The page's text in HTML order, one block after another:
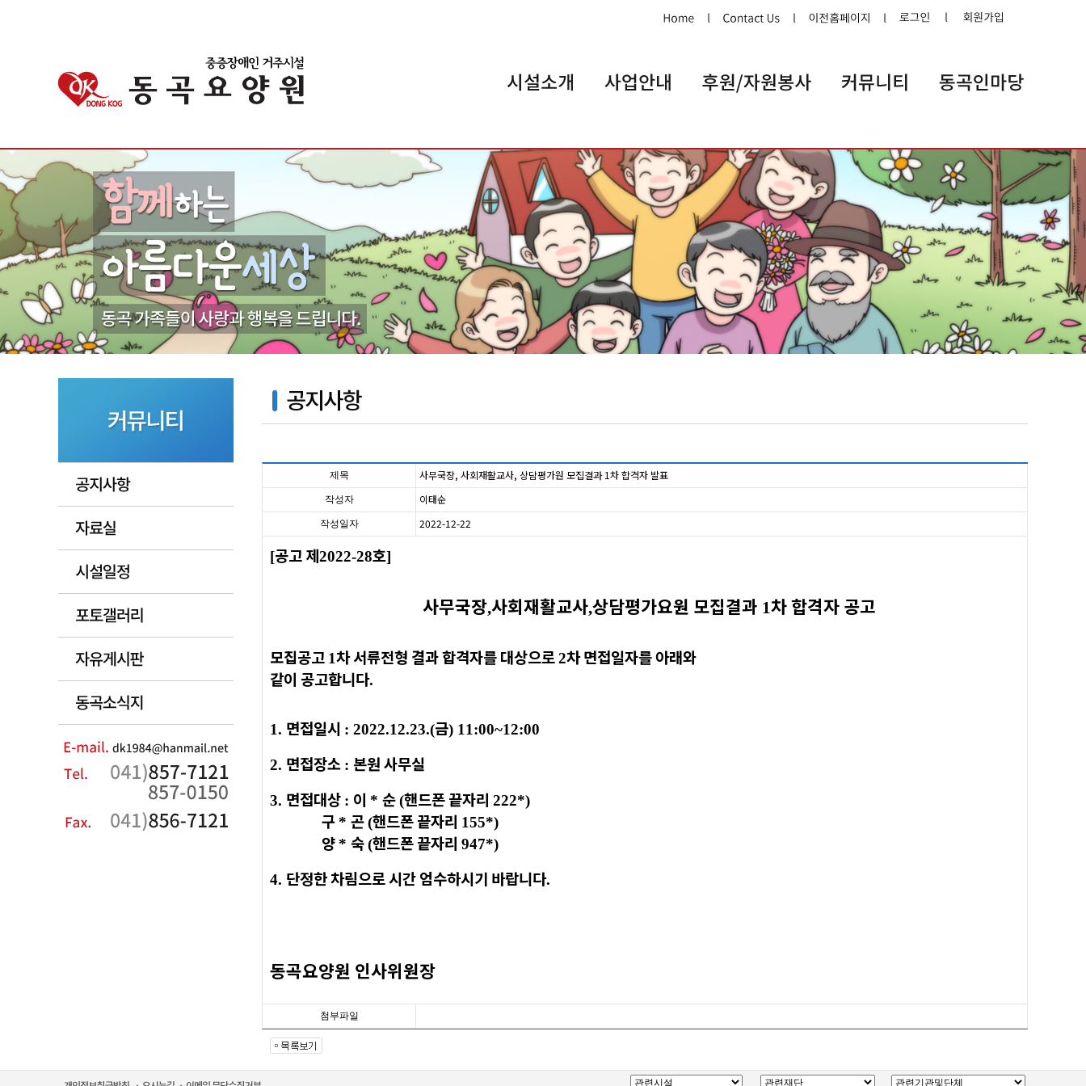
제목 사무국장, 사회재활교사, 상담평가원 모집결과 1차 합격자 발표
작성자 이태순
작성일자 2022-12-22
[공고 제2022-28호]
사무국장,사회재활교사,상담평가요원 모집결과 1차 합격자 공고
모집공고 1차 서류전형 결과 합격자를 대상으로2차 면접일자를 아래와
같이 공고합니다.
1. 면접일시 : 2022.12.23.(금) 11:00~12:00
2. 면접장소 : 본원 사무실
3. 면접대상 : 이 * 순(핸드폰 끝자리 222*)
구 * 곤(핸드폰 끝자리 155*)
양 * 숙(핸드폰 끝자리 947*)
4. 단정한 차림으로 시간 엄수하시기 바랍니다.
동곡요양원 인사위원장
첨부파일